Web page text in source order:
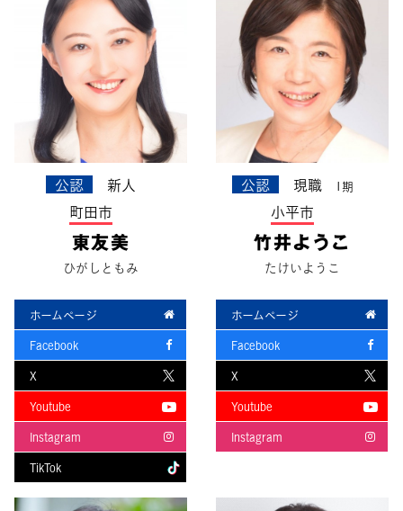
公認
新人
町田市
東友美
ひがしともみ
ホームページ
Facebook
X
Youtube
Instagram
TikTok
公認 現職 1期
小平市
竹井ようこ
たけいようこ
ホームページ
Facebook
X
Youtube
Instagram